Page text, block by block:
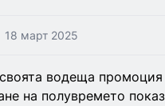
18 март 2025
водеща
на полувремето